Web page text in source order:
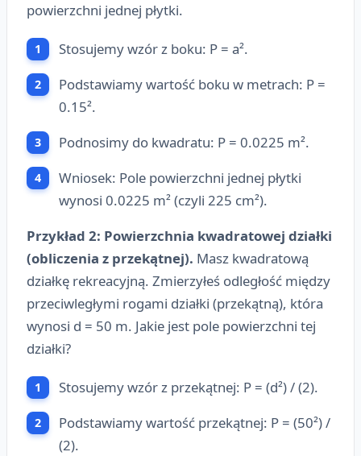
powierzchni jednej płytki.
Stosujemy wzór z boku: P = a².
Podstawiamy wartość boku w metrach: P =
0.15².
Podnosimy do kwadratu: P = 0.0225 m².
Wniosek: Pole powierzchni jednej płytki
wynosi 0.0225 m² (czyli 225 cm²).
Przykład 2: Powierzchnia kwadratowej działki
(obliczenia z przekątnej). Masz kwadratową
działkę rekreacyjną. Zmierzyłeś odległość między
przeciwległymi rogami działki (przekątną), która
wynosi d = 50 m. Jakie jest pole powierzchni tej
działki?
Stosujemy wzór z przekątnej: P = (d²) / (2).
Podstawiamy wartość przekątnej: P = (50²) /
(2).